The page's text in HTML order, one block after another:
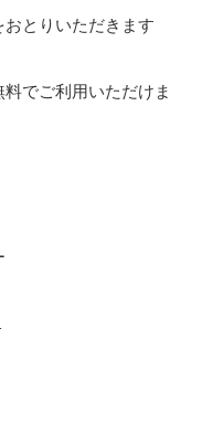
おとりいただきます
でご利用いただけま